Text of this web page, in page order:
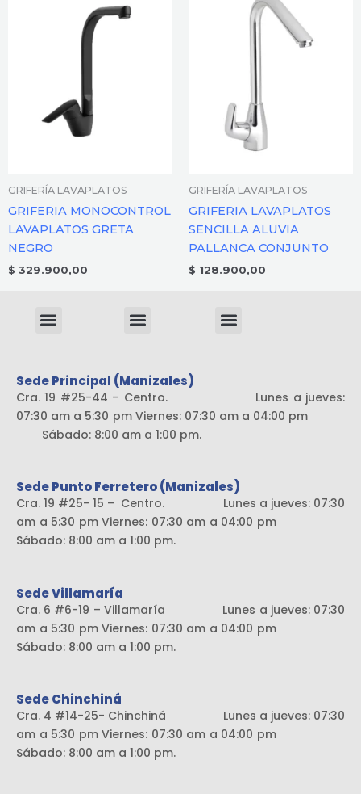
GRIFERÍA LAVAPLATOS
GRIFERIA MONOCONTROL
LAVAPLATOS GRETA
NEGRO
$ 329.900,00
GRIFERÍA LAVAPLATOS
GRIFERIA LAVAPLATOS
SENCILLA ALUVIA
PALLANCA CONJUNTO
$ 128.900,00
Menu Menu Menu
Sede Principal (Manizales)
Cra. 19 #25-44 – Centro. Lunes a jueves:
07:30 am a 5:30 pm Viernes: 07:30 am a 04:00 pm
Sábado: 8:00 am a 1:00 pm.
Sede Punto Ferretero (Manizales)
Cra. 19 #25- 15 – Centro. Lunes a jueves: 07:30
am a 5:30 pm Viernes: 07:30 am a 04:00 pm
Sábado: 8:00 am a 1:00 pm.
Sede Villamaría
Cra. 6 #6-19 – Villamaría Lunes a jueves: 07:30
am a 5:30 pm Viernes: 07:30 am a 04:00 pm
Sábado: 8:00 am a 1:00 pm.
Sede Chinchiná
Cra. 4 #14-25- Chinchiná Lunes a jueves: 07:30
am a 5:30 pm Viernes: 07:30 am a 04:00 pm
Sábado: 8:00 am a 1:00 pm.